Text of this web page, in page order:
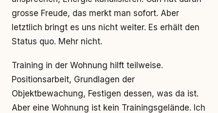
grosse Freude, das merkt man sofort. Aber
letztlich bringt es uns nicht weiter. Es erhält den
Status quo. Mehr nicht.
Training in der Wohnung hilft teilweise.
Positionsarbeit, Grundlagen der
Objektbewachung, Festigen dessen, was da ist.
Aber eine Wohnung ist kein Trainingsgelände. Ich